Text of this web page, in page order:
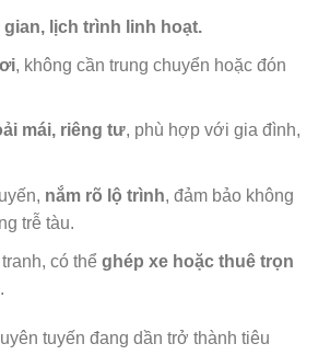
lịch trình linh hoạt.
, không cần trung chuyển hoặc đón
mái, riêng tư, phù hợp với gia đình,
nắm rõ lộ trình, đảm bảo không
trễ tàu.
có thể ghép xe hoặc thuê trọn
tuyến đang dần trở thành tiêu